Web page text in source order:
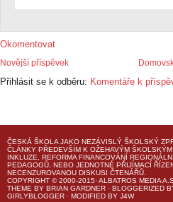
Okomentovat
Novější příspěvek
Přihlásit se k odběru: Komentáře k
ČESKÁ ŠKOLA JAKO NEZÁVISLÝ ŠKOLSKÝ
ČLÁNKY PŘEDEVŠÍM K OŽEHAVÝM
INKLUZE, REFORMA FINANCOVÁNÍ
PEDAGOGŮ, NEBO JEDNOTNÉ PŘIJÍMACÍ
NECENZUROVANOU DISKUSI ČTENÁŘŮ.
COPYRIGHT © 2000-2015· ALBATROS MEDIA
THEME BY BRIAN GARDNER · BLOGGERIZED
GIRLYBLOGGER · MODIFIED BY J4W